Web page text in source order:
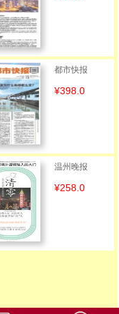
都市快报
¥398.0
温州晚报
¥258.0